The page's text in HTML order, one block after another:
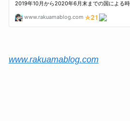
www.rakuamablog.com